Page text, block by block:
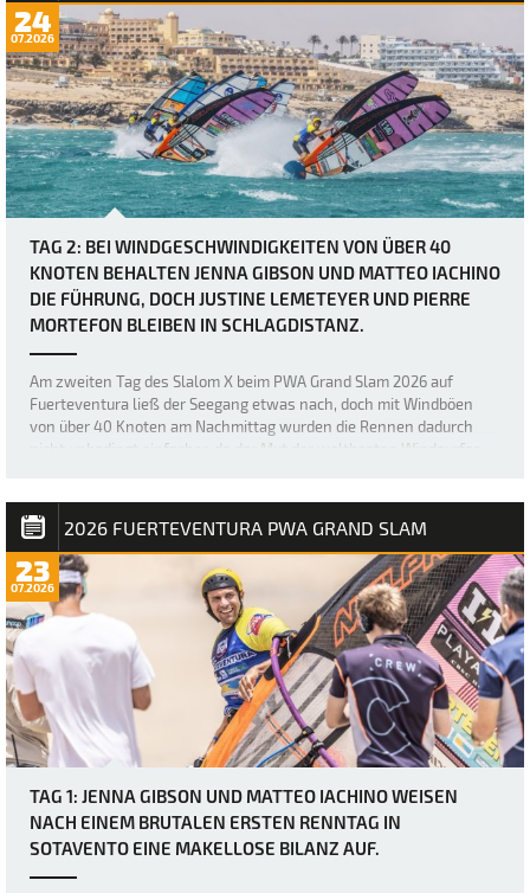
24
07.2026
TAG 2: BEI WINDGESCHWINDIGKEITEN VON ÜBER 40
KNOTEN BEHALTEN JENNA GIBSON UND MATTEO IACHINO
DIE FÜHRUNG, DOCH JUSTINE LEMETEYER UND PIERRE
MORTEFON BLEIBEN IN SCHLAGDISTANZ.
Am zweiten Tag des Slalom X beim PWA Grand Slam 2026 auf
Fuerteventura ließ der Seegang etwas nach, doch mit Windböen
von über 40 Knoten am Nachmittag wurden die Rennen dadurch
nicht unbedingt einfacher, da der Mut der weltbesten Windsurfer
2026 FUERTEVENTURA PWA GRAND SLAM
23
07.2026
TAG 1: JENNA GIBSON UND MATTEO IACHINO WEISEN
NACH EINEM BRUTALEN ERSTEN RENNTAG IN
SOTAVENTO EINE MAKELLOSE BILANZ AUF.